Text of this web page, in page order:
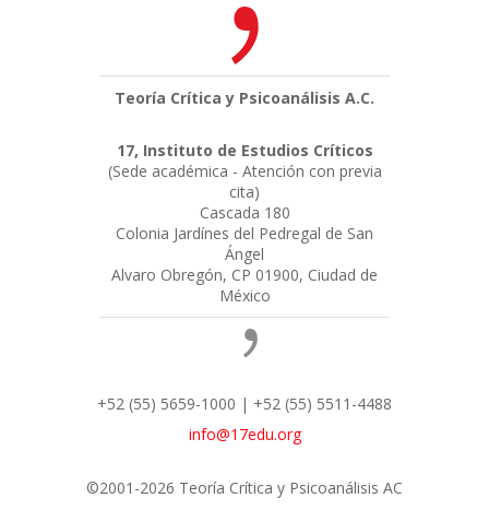
Teoría Crítica y Psicoanálisis A.C.
17, Instituto de Estudios Críticos
(Sede académica - Atención con previa
cita)
Cascada 180
Colonia Jardínes del Pedregal de San
Ángel
Alvaro Obregón, CP 01900, Ciudad de
México
+52 (55) 5659-1000 | +52 (55) 5511-4488
info@17edu.org
©2001-2026 Teoría Crítica y Psicoanálisis AC